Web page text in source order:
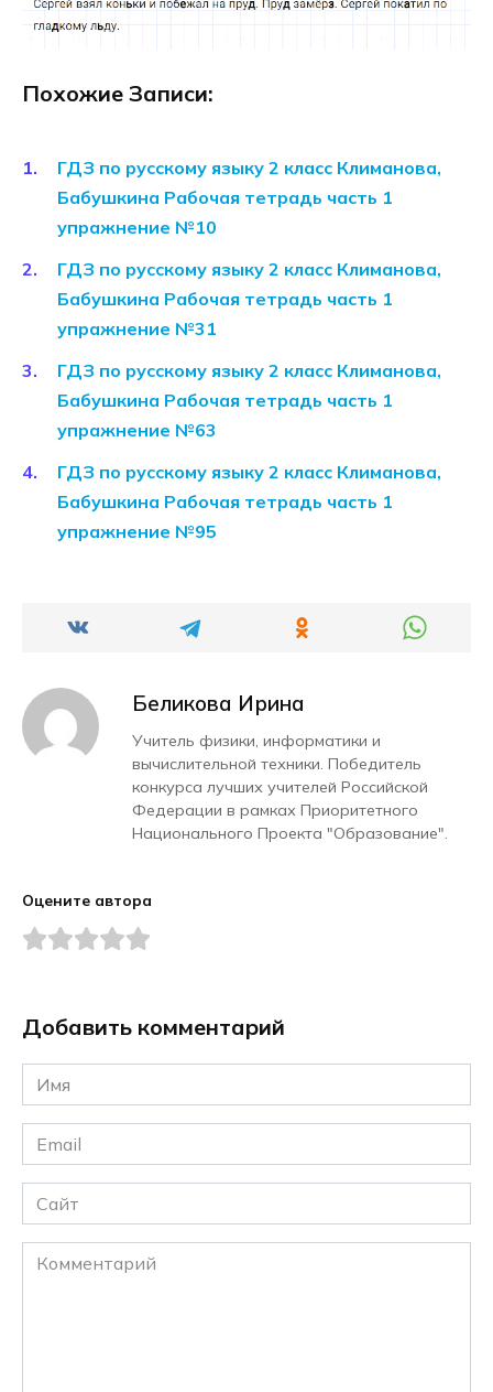
Похожие Записи:
ГДЗ по русскому языку 2 класс Климанова,
Бабушкина Рабочая тетрадь часть 1
упражнение №10
ГДЗ по русскому языку 2 класс Климанова,
Бабушкина Рабочая тетрадь часть 1
упражнение №31
ГДЗ по русскому языку 2 класс Климанова,
Бабушкина Рабочая тетрадь часть 1
упражнение №63
ГДЗ по русскому языку 2 класс Климанова,
Бабушкина Рабочая тетрадь часть 1
упражнение №95
Беликова Ирина
Учитель физики, информатики и
вычислительной техники. Победитель
конкурса лучших учителей Российской
Федерации в рамках Приоритетного
Национального Проекта "Образование".
Оцените автора
Добавить комментарий
Имя
*
Email
*
Сайт
Комментарий